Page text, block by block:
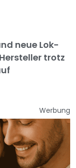
neue Lok-
trotz
Werbung